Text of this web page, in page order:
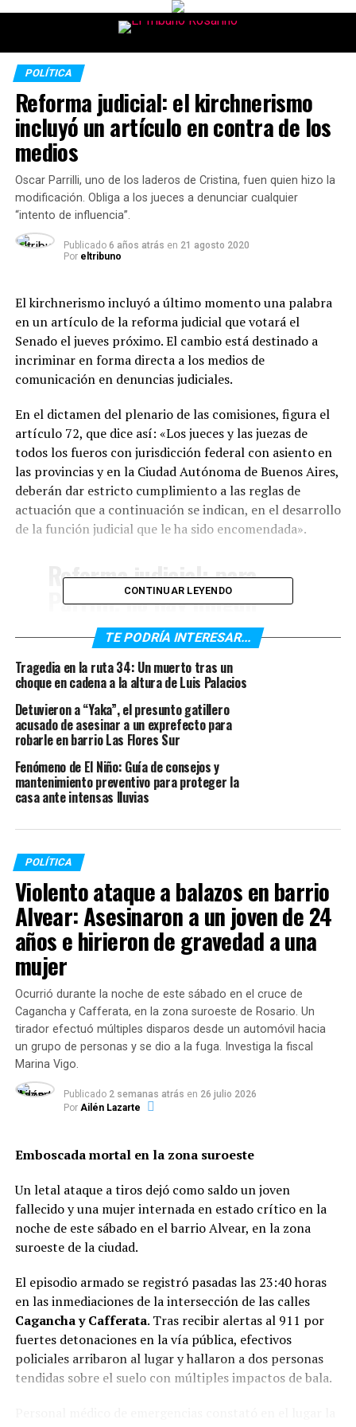
POLÍTICA
Reforma judicial: el kirchnerismo
incluyó un artículo en contra de los
medios
Oscar Parrilli, uno de los laderos de Cristina, fuen quien hizo la
modificación. Obliga a los jueces a denunciar cualquier
“intento de influencia”.
Publicado 6 años atrás en 21 agosto 2020
Por eltribuno
El kirchnerismo incluyó a último momento una palabra
en un artículo de la reforma judicial que votará el
Senado el jueves próximo. El cambio está destinado a
incriminar en forma directa a los medios de
comunicación en denuncias judiciales.
En el dictamen del plenario de las comisiones, figura el
artículo 72, que dice así: «Los jueces y las juezas de
todos los fueros con jurisdicción federal con asiento en
las provincias y en la Ciudad Autónoma de Buenos Aires,
deberán dar estricto cumplimiento a las reglas de
actuación que a continuación se indican, en el desarrollo
de la función judicial que le ha sido encomendada».
Reforma judicial: para
Parrilli, no hay ningún
artículo contra la libertad
de expresión
"Saltaron como leche
hervida", señaló Parrilli
sobre los
medios.https://t.co/isi5GYyhh2
— LAVOZcomar
(@LAVOZcomar)
2020
Luego se enumeran las reglas de actuación de los jueces,
y dice que una de ellas, mencionada en el inciso «e», será
la obligación de «comunicar en forma inmediata al
CONSEJO DE LA MAGISTRATURA de la Nación cualquier
intento de influencia en sus decisiones por parte de
poderes políticos, económicos o mediáticos, miembros
del Poder Judicial, Ejecutivo o Legislativo, amistades o
grupos de presión de cualquier índole, y solicitar las
En el proyecto original que envió al Senado el Poder
La palabra «mediáticos» fue agregada por pedido del
senador Oscar Parrilli, exjefe de la Agencia Federal de
Inteligencia
En el debate de las comisiones, Parrilli pidió cambiar el
artículo para condicionar el trabajo de los medios. En su
intervención del 4 de agosto, el día en que expuso en las
comisiones la ministra de Justicia y Derechos Humanos,
Marcela Losardo, Parrilli pidió la modificación.
CONTINUAR LEYENDO
TE PODRÍA INTERESAR...
Tragedia en la ruta 34: Un muerto tras un
choque en cadena a la altura de Luis Palacios
Detuvieron a “Yaka”, el presunto gatillero
acusado de asesinar a un exprefecto para
robarle en barrio Las Flores Sur
Fenómeno de El Niño: Guía de consejos y
mantenimiento preventivo para proteger la
casa ante intensas lluvias
POLÍTICA
Violento ataque a balazos en barrio
Alvear: Asesinaron a un joven de 24
años e hirieron de gravedad a una
mujer
Ocurrió durante la noche de este sábado en el cruce de
Cagancha y Cafferata, en la zona suroeste de Rosario. Un
tirador efectuó múltiples disparos desde un automóvil hacia
un grupo de personas y se dio a la fuga. Investiga la fiscal
Marina Vigo.
Publicado 2 semanas atrás en 26 julio 2026
Por Ailén Lazarte
Emboscada mortal en la zona suroeste
Un letal ataque a tiros dejó como saldo un joven
fallecido y una mujer internada en estado crítico en la
noche de este sábado en el barrio Alvear, en la zona
suroeste de la ciudad.
El episodio armado se registró pasadas las 23:40 horas
en las inmediaciones de la intersección de las calles
Cagancha y Cafferata. Tras recibir alertas al 911 por
fuertes detonaciones en la vía pública, efectivos
policiales arribaron al lugar y hallaron a dos personas
tendidas sobre el suelo con múltiples impactos de bala.